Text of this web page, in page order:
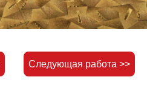
Следующая работа >>